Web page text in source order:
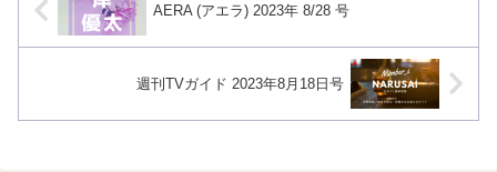
AERA (アエラ) 2023年 8/28 号
週刊TVガイド 2023年8月18日号